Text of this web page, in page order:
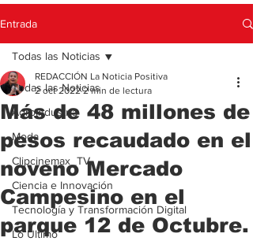
Entrada
Todas las Noticias
Agroindustria
Moda
Clipcinemax_TV
Ciencia e Innovación
Tecnología y Transformación Digital
Lo Ultimo
Todas las Noticias
Más de 48 millones de
pesos recaudado en el
noveno Mercado
Campesino en el
parque 12 de Octubre.
REDACCIÓN La Noticia Positiva
2 oct 2022 2 min de lectura